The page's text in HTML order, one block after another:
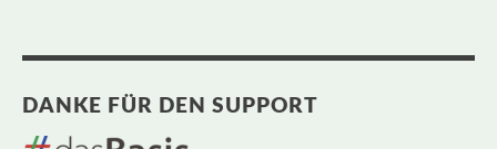
DANKE FÜR DEN SUPPORT